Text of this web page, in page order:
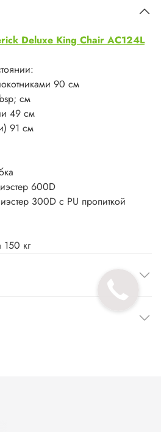
Deluxe King Chair AC124L
90 см
см
49 см
91 см
600D
300D с PU пропиткой
кг